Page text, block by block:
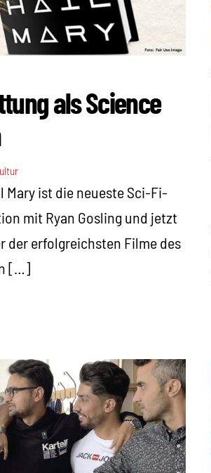
als Science
Mary ist die neueste Sci-Fi-
mit Ryan Gosling und jetzt
der erfolgreichsten Filme des
[…]